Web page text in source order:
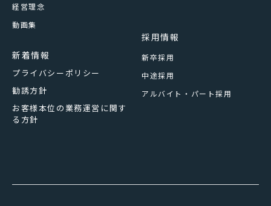
経営理念
動画集
採用情報
新卒採用
中途採用
アルバイト・パート採用
新着情報
プライバシーポリシー
勧誘方針
お客様本位の業務運営に関す
る方針